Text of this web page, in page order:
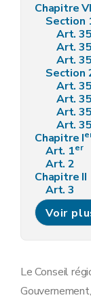
Chapitre
Section
Art. 35
Art. 35
Art. 35
Section
Art. 35
Art. 35
Art. 35
Art. 35
Chapitre I
Art. 1er
Art. 2
Chapitre II
Art. 3
Section
Art. 4
Section
Art. 7
7
Art. 8
Voir
Le Conseil